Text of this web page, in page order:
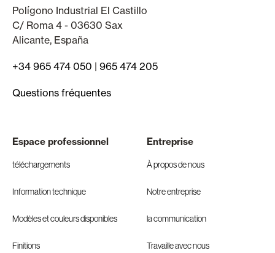
Polígono Industrial El Castillo
C/ Roma 4 - 03630 Sax
Alicante, España
+34 965 474 050 | 965 474 205
Questions fréquentes
Espace professionnel
téléchargements
Information technique
Modèles et couleurs disponibles
Finitions
Entreprise
À propos de nous
Notre entreprise
la communication
Travaille avec nous